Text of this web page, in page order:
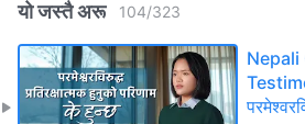
यो जस्तै अरू 104/323